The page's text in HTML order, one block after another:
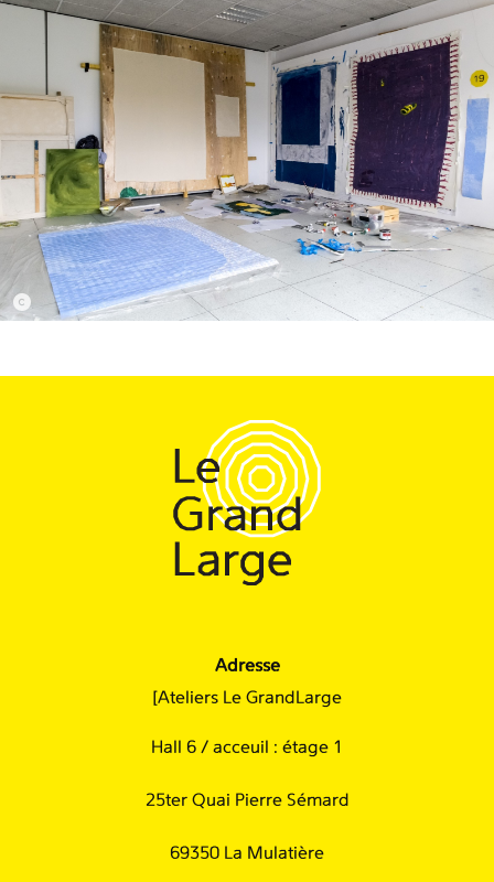
Adresse
[Ateliers Le GrandLarge
Hall 6 / acceuil : étage 1
25ter Quai Pierre Sémard
69350 La Mulatière